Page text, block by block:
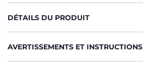
DÉTAILS DU PRODUIT
AVERTISSEMENTS ET INSTRUCTIONS